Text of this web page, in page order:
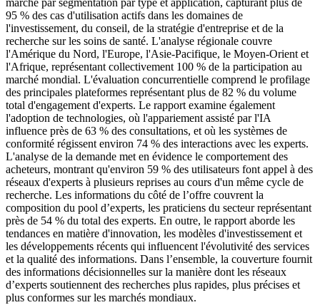
marché par segmentation par type et application, capturant plus de
95 % des cas d'utilisation actifs dans les domaines de
l'investissement, du conseil, de la stratégie d'entreprise et de la
recherche sur les soins de santé. L'analyse régionale couvre
l'Amérique du Nord, l'Europe, l'Asie-Pacifique, le Moyen-Orient et
l'Afrique, représentant collectivement 100 % de la participation au
marché mondial. L'évaluation concurrentielle comprend le profilage
des principales plateformes représentant plus de 82 % du volume
total d'engagement d'experts. Le rapport examine également
l'adoption de technologies, où l'appariement assisté par l'IA
influence près de 63 % des consultations, et où les systèmes de
conformité régissent environ 74 % des interactions avec les experts.
L'analyse de la demande met en évidence le comportement des
acheteurs, montrant qu'environ 59 % des utilisateurs font appel à des
réseaux d'experts à plusieurs reprises au cours d'un même cycle de
recherche. Les informations du côté de l’offre couvrent la
composition du pool d’experts, les praticiens du secteur représentant
près de 54 % du total des experts. En outre, le rapport aborde les
tendances en matière d'innovation, les modèles d'investissement et
les développements récents qui influencent l'évolutivité des services
et la qualité des informations. Dans l’ensemble, la couverture fournit
des informations décisionnelles sur la manière dont les réseaux
d’experts soutiennent des recherches plus rapides, plus précises et
plus conformes sur les marchés mondiaux.